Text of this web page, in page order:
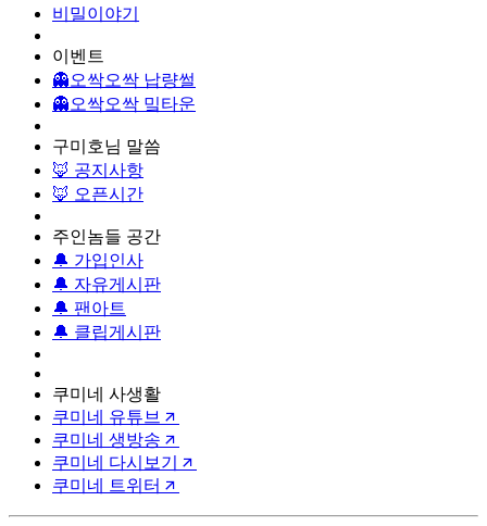
비밀이야기
이벤트
👻오싹오싹 납량썰
👻오싹오싹 밐타운
구미호님 말씀
🦊 공지사항
🦊 오픈시간
주인놈들 공간
🔔 가입인사
🔔 자유게시판
🔔 팬아트
🔔 클립게시판
쿠미네 사생활
쿠미네 유튜브
쿠미네 생방송
쿠미네 다시보기
쿠미네 트위터